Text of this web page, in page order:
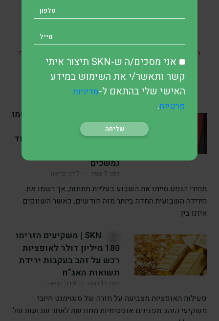
* אין במאמר זה, בחלקו או במלואו, כל הבטחה להשגת תשואות
מהשקעות ואין האמור בו מהווה ייעוץ מקצועי לבצע השקעות בתחום
כזה או אחר.
SKN | מחירי הנפט רשמו
ירידה שבועית למרות
התאוששות ביום שישי, בעוד
נמשכים
לפני 7 שעה • 7 דק’ קריאה
מחירי הנפט סיימו את השבוע בעליות מתונות, אך רשמו את
הירידה השבועית החדה ביותר מזה חודשים, כאשר השווקים
איזנו בין
SKN | משקיעים הזרימו
180 מיליון דולר לאופציות
רכש על זהב בעקבות ירידת
תשואות האג”ח
לפני 11 שעה • 8 דק’ קריאה
פעילות האופציות מצביעה על חזרה של סנטימנט חיובי
משקיעי הזהב מפגינים אופטימיות מחודשת לאחר שבועות של
אני מסכים/ה ש-SKN תיצור איתי
קשר ותאשר/י את השימוש במידע
האישי שלי בהתאם ל-מדיניות
פרטיות.